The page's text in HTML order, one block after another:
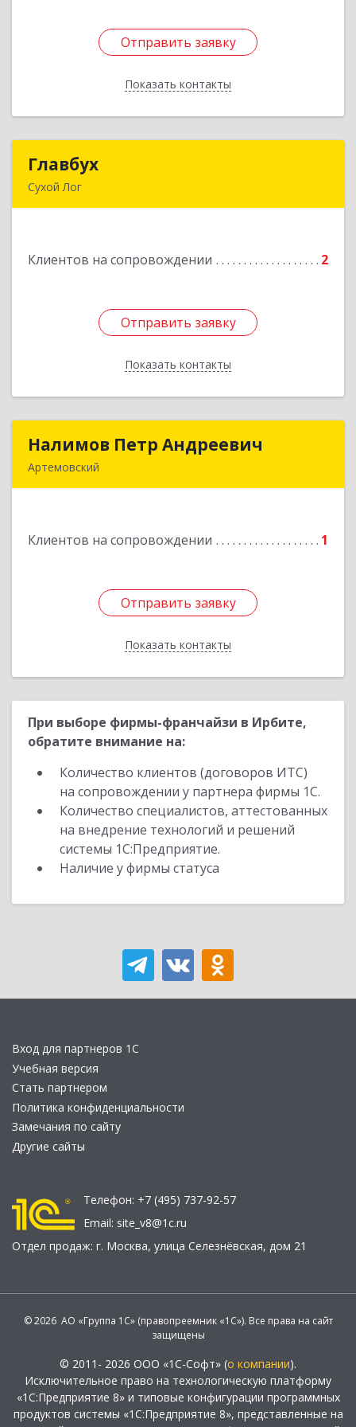
Отправить заявку
Показать контакты
Отправить заявку
Назад
Главбух
Сухой Лог
Клиентов на сопровождении 2
Отправить заявку
Показать контакты
Подробнее
Отправить заявку
Назад
Налимов Петр Андреевич
Артемовский
Клиентов на сопровождении 1
Отправить заявку
Показать контакты
Налимов Петр Андреевич
Подробнее
Отправить заявку
Назад
При выборе фирмы-франчайзи в Ирбите,
обратите внимание на:
Количество клиентов (договоров ИТС)
на сопровождении у партнера фирмы 1С.
Количество специалистов, аттестованных
на внедрение технологий и решений
системы 1С:Предприятие.
Наличие у фирмы статуса
Вход для партнеров 1С
Учебная версия
Стать партнером
Политика конфиденциальности
Замечания по сайту
Другие сайты
Телефон: +7 (495) 737-92-57
Email: site_v8@1c.ru
Отдел продаж: г. Москва, улица Селезнёвская, дом 21
© 2026 АО «Группа 1С» (правопреемник «1С»). Все права на сайт
защищены
© 2011- 2026 ООО «1С-Софт» (о компании).
Исключительное право на технологическую платформу
«1С:Предприятие 8» и типовые конфигурации программных
продуктов системы «1С:Предприятие 8», представленные на